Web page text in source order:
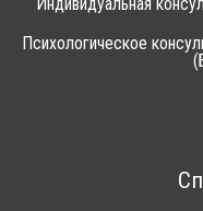
Индивидуальная
Психологическое